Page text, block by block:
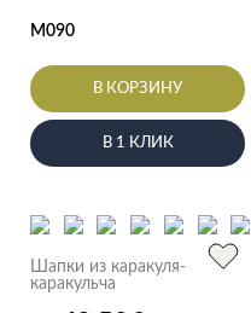
M090
В КОРЗИНУ
В 1 КЛИК
Шапки из каракуля-
каракульча